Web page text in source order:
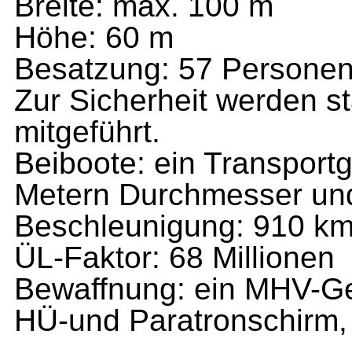
Höhe: 60 m
Besatzung: 57
Zur Sicherheit werden
mitgeführt.
Beiboote: ein
Metern Durchmesser
Beschleunigung: 910
ÜL-Faktor: 68 Millionen
Bewaffnung: ein MHV-
HÜ-und